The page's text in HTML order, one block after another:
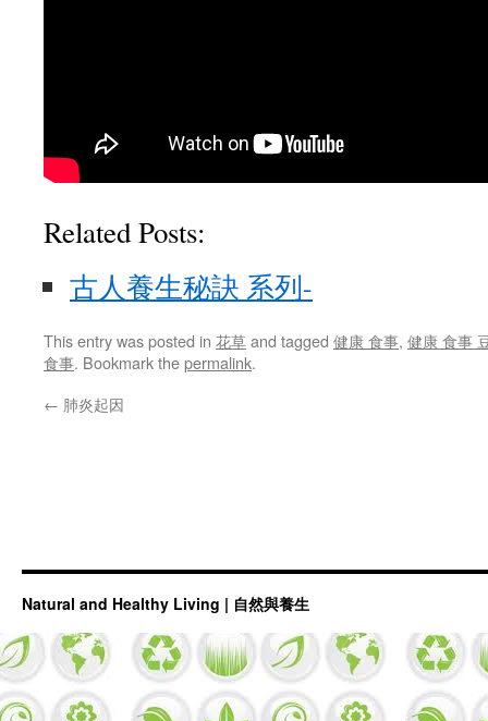
Related Posts:
古人養生秘訣 系列-
This entry was posted in 花草and tagged 健康 食事, 健康 食事
食事. Bookmark thepermalink.
← 肺炎起因
Natural and Healthy Living | 自然與養生